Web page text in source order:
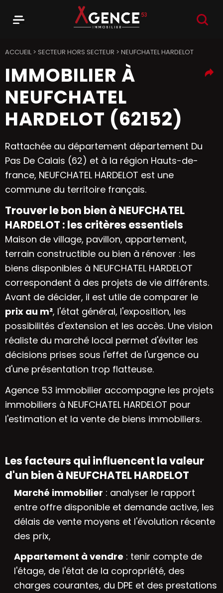
ACCUEIL> SECTEUR HORS SECTEUR > NEUFCHATEL HARDELOT
IMMOBILIER À
NEUFCHATEL
HARDELOT (62152)
Rattachée au département département Du
Pas De Calais (62) et à la région Hauts-de-
france, NEUFCHATEL HARDELOT est une
commune du territoire français.
Trouver le bon bien à NEUFCHATEL
HARDELOT : les critères essentiels
Maison de village, pavillon, appartement,
terrain constructible ou bien à rénover : les
biens disponibles à NEUFCHATEL HARDELOT
correspondent à des projets de vie différents.
Avant de décider, il est utile de comparer le
prix au m², l'état général, l'exposition, les
possibilités d'extension et les accès. Une vision
réaliste du marché local permet d'éviter les
décisions prises sous l'effet de l'urgence ou
d'une présentation trop flatteuse.
Agence 53 immobilier accompagne les projets
immobiliers à NEUFCHATEL HARDELOT pour
l'estimation et la vente de biens immobiliers.
Les facteurs qui influencent la valeur
d'un bien à NEUFCHATEL HARDELOT
Marché immobilier : analyser le rapport
entre offre disponible et demande active, les
délais de vente moyens et l'évolution récente
des prix,
Appartement à vendre : tenir compte de
l'étage, de l'état de la copropriété, des
charges courantes, du DPE et des prestations